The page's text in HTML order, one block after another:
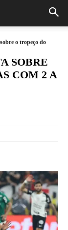
o tropeço do
SOBRE
COM 2 A